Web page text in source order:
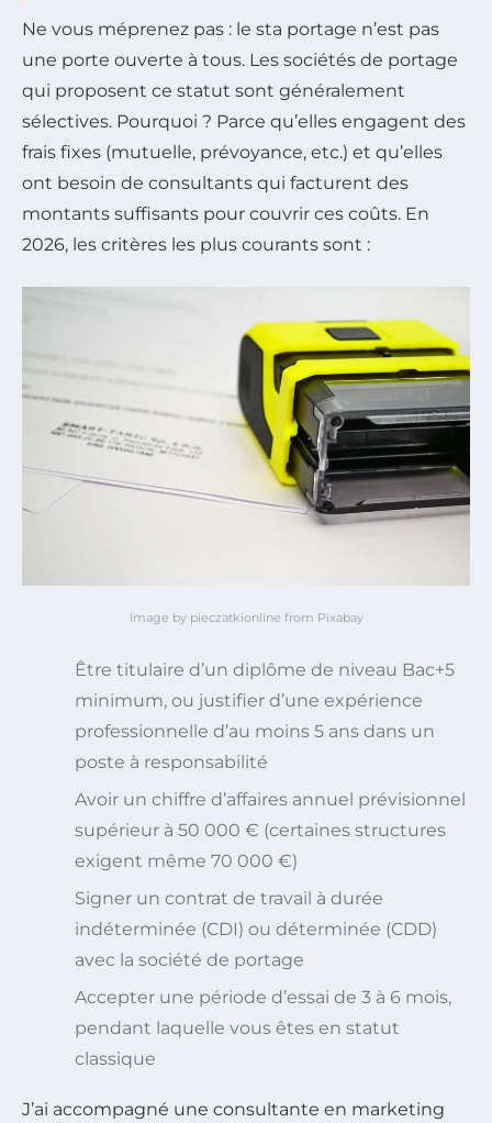
Ne vous méprenez pas : le sta portage n’est pas
une porte ouverte à tous. Les sociétés de portage
qui proposent ce statut sont généralement
sélectives. Pourquoi ? Parce qu’elles engagent des
frais fixes (mutuelle, prévoyance, etc.) et qu’elles
ont besoin de consultants qui facturent des
montants suffisants pour couvrir ces coûts. En
2026, les critères les plus courants sont :
Image by pieczatkionline from Pixabay
Être titulaire d’un diplôme de niveau Bac+5
minimum, ou justifier d’une expérience
professionnelle d’au moins 5 ans dans un
poste à responsabilité
Avoir un chiffre d’affaires annuel prévisionnel
supérieur à 50 000 € (certaines structures
exigent même 70 000 €)
Signer un contrat de travail à durée
indéterminée (CDI) ou déterminée (CDD)
avec la société de portage
Accepter une période d’essai de 3 à 6 mois,
pendant laquelle vous êtes en statut
classique
J’ai accompagné une consultante en marketing